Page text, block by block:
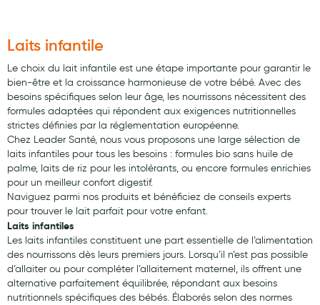
Laits infantile
Le choix du lait infantile est une étape importante pour garantir le
bien-être et la croissance harmonieuse de votre bébé. Avec des
besoins spécifiques selon leur âge, les nourrissons nécessitent des
formules adaptées qui répondent aux exigences nutritionnelles
strictes définies par la réglementation européenne.
Chez Leader Santé, nous vous proposons une large sélection de
laits infantiles pour tous les besoins : formules bio sans huile de
palme, laits de riz pour les intolérants, ou encore formules enrichies
pour un meilleur confort digestif.
Naviguez parmi nos produits et bénéficiez de conseils experts
pour trouver le lait parfait pour votre enfant.
Laits infantiles
Les laits infantiles constituent une part essentielle de l’alimentation
des nourrissons dès leurs premiers jours. Lorsqu’il n’est pas possible
d’allaiter ou pour compléter l’allaitement maternel, ils offrent une
alternative parfaitement équilibrée, répondant aux besoins
nutritionnels spécifiques des bébés. Élaborés selon des normes